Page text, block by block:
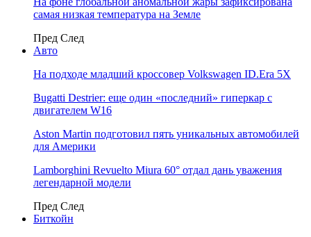
самая низкая температура на Земле
Пред След
Авто
На подходе младший кроссовер Volkswagen ID.Era 5X
Bugatti Destrier: еще один «последний» гиперкар с
двигателем W16
Aston Martin подготовил пять уникальных автомобилей
для Америки
Lamborghini Revuelto Miura 60° отдал дань уважения
легендарной модели
Пред След
Биткойн